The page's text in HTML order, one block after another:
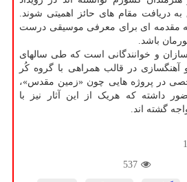
دریافت مقام های حائز اهمیتی شوند.
مقدمه ای برای معرفی موسیقی درست
باشد.
و خوانندگانی است که طی سالهای
آهنگسازی در قالب همراهی با گروه کُر
در پروژه هایی چون «زمین مقدس»،
داشته که هریک از این آثار نیز با
گشته اند.
537